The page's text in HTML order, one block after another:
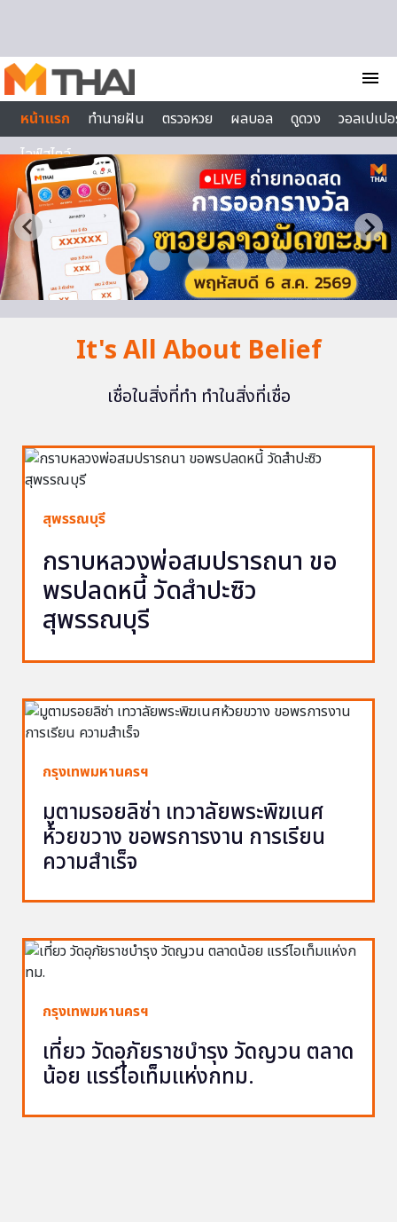
menu
หน้าแรก
ทำนายฝัน ตรวจหวย ผลบอล ดูดวง
วอลเปเป
ไลฟ์สไตล์
It's All About Belief
เชื่อในสิ่งที่ทำ ทำในสิ่งที่เชื่อ
สุพรรณบุรี
กราบหลวงพ่อสมปรารถนา ขอ
พรปลดหนี้ วัดสำปะซิว
สุพรรณบุรี
กรุงเทพมหานครฯ
มูตามรอยลิซ่า เทวาลัยพระพิฆเนศ
ห้วยขวาง ขอพรการงาน การเรียน
ความสำเร็จ
กรุงเทพมหานครฯ
เที่ยว วัดอุภัยราชบำรุง วัดญวน ตลาด
น้อย แรร์ไอเท็มแห่งกทม.